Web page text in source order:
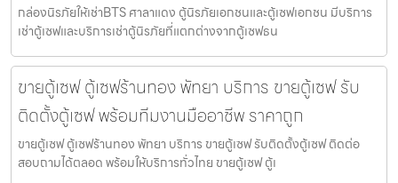
กล่องนิรภัยให้เช่าBTS ศาลาแดง ตู้นิรภัยเอกชนและตู้เซฟเอกชน มีบริการ
เช่าตู้เซฟและบริการเช่าตู้นิรภัยที่แตกต่างจากตู้เซฟธน
ขายตู้เซฟ ตู้เซฟร้านทอง พัทยา บริการ ขายตู้เซฟ รับ
ติดตั้งตู้เซฟ พร้อมทีมงานมืออาชีพ ราคาถูก
ขายตู้เซฟ ตู้เซฟร้านทอง พัทยา บริการ ขายตู้เซฟ รับติดตั้งตู้เซฟ ติดต่อ
สอบถามได้ตลอด พร้อมให้บริการทั่วไทย ขายตู้เซฟ ตู้เ